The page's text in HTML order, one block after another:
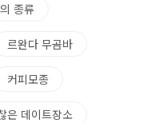
종류
르완다 무곰바
커피모종
은 데이트장소